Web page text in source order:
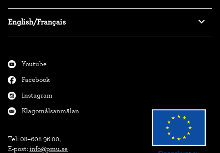
English/Français
Youtube
Facebook
Instagram
Klagomålsanmälan
Tel: 08–608 96 00,
E-post: info@pmu.se